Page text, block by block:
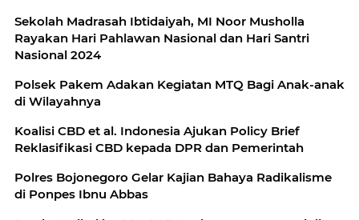
Sekolah Madrasah Ibtidaiyah, MI Noor Musholla
Rayakan Hari Pahlawan Nasional dan Hari Santri
Nasional 2024
Polsek Pakem Adakan Kegiatan MTQ Bagi Anak-anak
di Wilayahnya
Koalisi CBD et al. Indonesia Ajukan Policy Brief
Reklasifikasi CBD kepada DPR dan Pemerintah
Polres Bojonegoro Gelar Kajian Bahaya Radikalisme
di Ponpes Ibnu Abbas